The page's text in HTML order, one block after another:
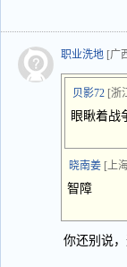
职业洗地 [广
贝影72 [浙
眼瞅着战
晓南姜 [上
智障
你还别说